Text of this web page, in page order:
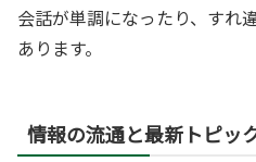
会話が単調になったり、すれ
あります。
情報の流通と最新トピッ